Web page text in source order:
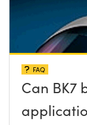
FAQ
Can BK7